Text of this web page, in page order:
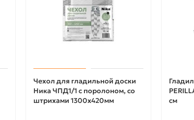
Чехол для гладильной доски
Ника ЧПД1/1 с поролоном, со
штрихами 1300х420мм
см